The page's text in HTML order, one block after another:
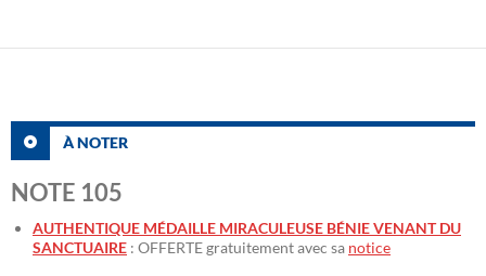
À NOTER
NOTE 105
AUTHENTIQUE MÉDAILLE MIRACULEUSE BÉNIE VENANT DU
SANCTUAIRE : OFFERTE gratuitement avec sa notice